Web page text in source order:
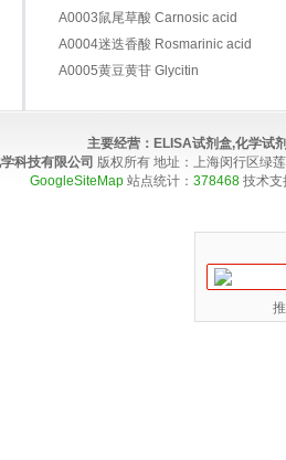
A0003鼠尾草酸 Carnosic acid
A0004迷迭香酸 Rosmarinic acid
A0005黄豆黄苷 Glycitin
主要经营： ELISA试剂盒,化学试
科技有限公司 版权所有 地址：上海闵行区绿
GoogleSiteMap 站点统计： 378468 技术支